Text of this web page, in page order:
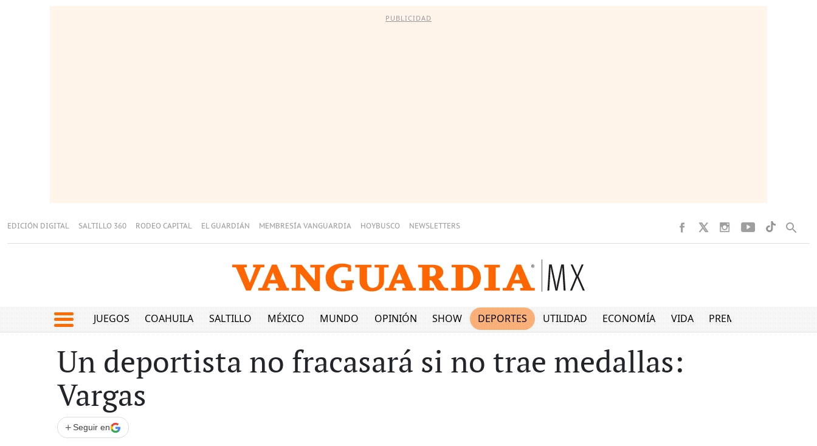
PUBLICIDAD
EDICIÓN DIGITAL SALTILLO 360 RODEO CAPITAL EL GUARDIÁN MEMBRESÍA VANGUARDIA HOYBUSCO NEWSLETTERS
JUEGOS COAHUILA SALTILLO MÉXICO MUNDO OPINIÓN SHOW DEPORTES UTILIDAD ECONOMÍA VIDA PREMIUM
Un deportista no fracasará si no trae medallas:
Vargas
+ Seguir en